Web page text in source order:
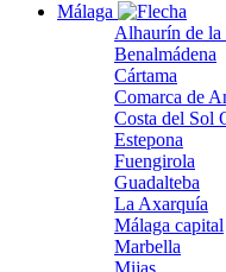
Málaga
Alhaurín de la
Benalmádena
Cártama
Comarca de
Costa del Sol
Estepona
Fuengirola
Guadalteba
La Axarquía
Málaga capital
Marbella